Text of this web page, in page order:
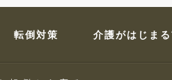
転倒対策 介護がはじま